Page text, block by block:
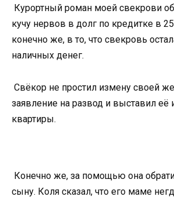
Курортный роман моей свекрови
кучу нервов в долг по кредитке в
конечно же, в то, что свекровь
наличных денег.
Свёкор не простил измену своей
заявление на развод и выставил её
квартиры.
Конечно же, за помощью она
сыну. Коля сказал, что его маме